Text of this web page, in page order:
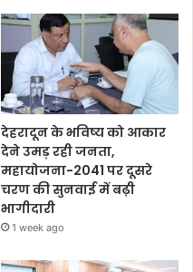
देहरादून के भविष्य को आकार
देने उमड़ रही जनता,
महायोजना-2041 पर दूसरे
चरण की सुनवाई में बढ़ी
भागीदारी
1 week ago